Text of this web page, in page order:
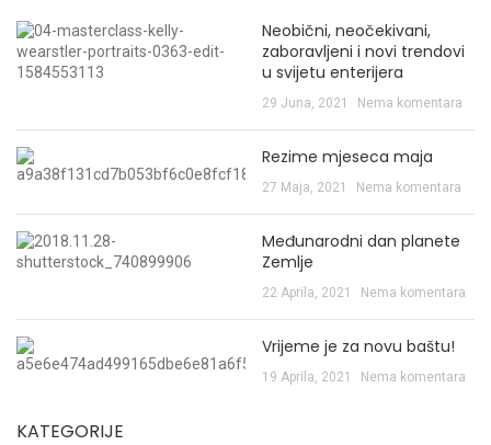
Neobični, neočekivani,
zaboravljeni i novi trendovi
u svijetu enterijera
29 Juna, 2021 Nema komentara
Rezime mjeseca maja
27 Maja, 2021 Nema komentara
Međunarodni dan planete
Zemlje
22 Aprila, 2021 Nema komentara
Vrijeme je za novu baštu!
19 Aprila, 2021 Nema komentara
KATEGORIJE